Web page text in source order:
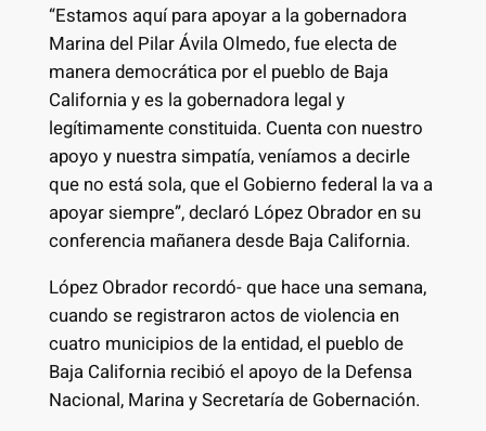
“Estamos aquí para apoyar a la gobernadora
Marina del Pilar Ávila Olmedo, fue electa de
manera democrática por el pueblo de Baja
California y es la gobernadora legal y
legítimamente constituida. Cuenta con nuestro
apoyo y nuestra simpatía, veníamos a decirle
que no está sola, que el Gobierno federal la va a
apoyar siempre”, declaró López Obrador en su
conferencia mañanera desde Baja California.
López Obrador recordó- que hace una semana,
cuando se registraron actos de violencia en
cuatro municipios de la entidad, el pueblo de
Baja California recibió el apoyo de la Defensa
Nacional, Marina y Secretaría de Gobernación.